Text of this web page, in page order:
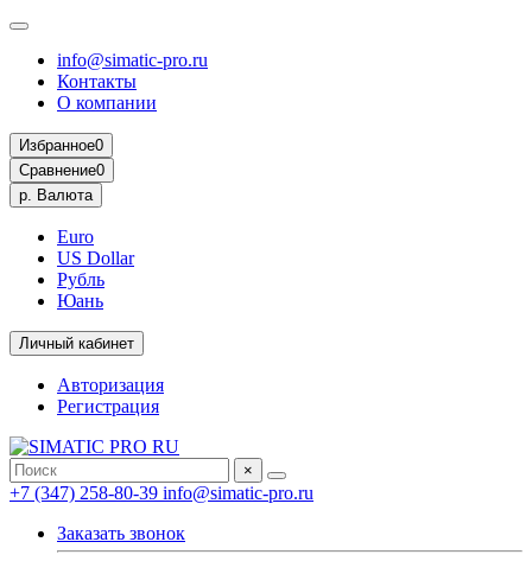
info@simatic-pro.ru
Контакты
О компании
Избранное0
Сравнение0
р. Валюта
Euro
US Dollar
Рубль
Юань
Личный кабинет
Авторизация
Регистрация
×
+7 (347) 258-80-39 info@simatic-pro.ru
Заказать звонок